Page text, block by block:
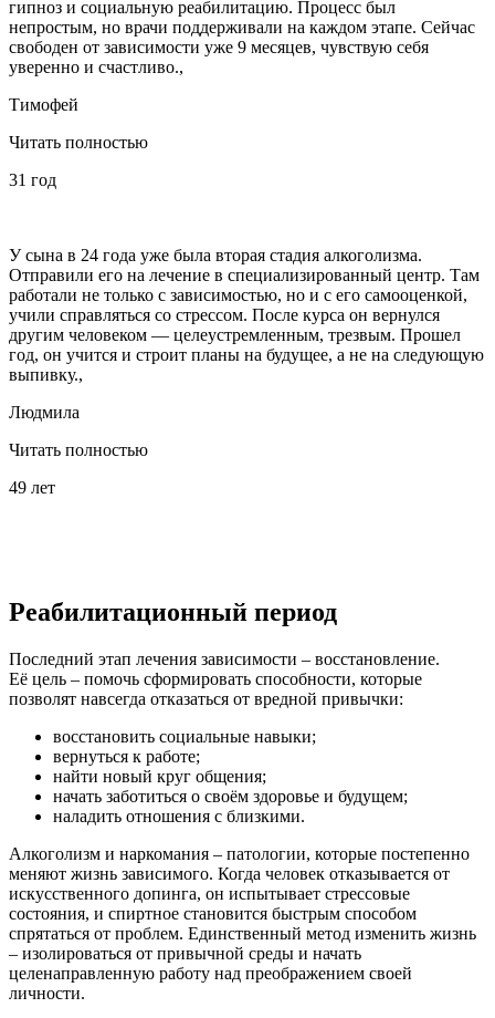
гипноз и социальную реабилитацию. Процесс был
непростым, но врачи поддерживали на каждом этапе. Сейчас
свободен от зависимости уже 9 месяцев, чувствую себя
уверенно и счастливо.,
Тимофей
Читать полностью
31 год
У сына в 24 года уже была вторая стадия алкоголизма.
Отправили его на лечение в специализированный центр. Там
работали не только с зависимостью, но и с его самооценкой,
учили справляться со стрессом. После курса он вернулся
другим человеком — целеустремленным, трезвым. Прошел
год, он учится и строит планы на будущее, а не на следующую
выпивку.,
Людмила
Читать полностью
49 лет
Реабилитационный период
Последний этап лечения зависимости – восстановление.
Её цель – помочь сформировать способности, которые
позволят навсегда отказаться от вредной привычки:
восстановить социальные навыки;
вернуться к работе;
найти новый круг общения;
начать заботиться о своём здоровье и будущем;
наладить отношения с близкими.
Алкоголизм и наркомания – патологии, которые постепенно
меняют жизнь зависимого. Когда человек отказывается от
искусственного допинга, он испытывает стрессовые
состояния, и спиртное становится быстрым способом
спрятаться от проблем. Единственный метод изменить жизнь
– изолироваться от привычной среды и начать
целенаправленную работу над преображением своей
личности.